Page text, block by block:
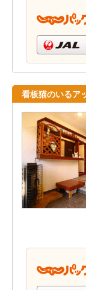
看板猫のいるア